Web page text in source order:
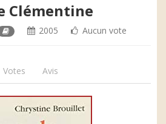
Clémentine
2005 Aucun vote
Votes Avis